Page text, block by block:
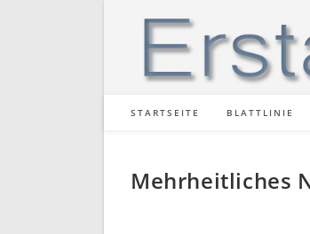
STARTSEITE BLATTLINIE
Mehrheitliches